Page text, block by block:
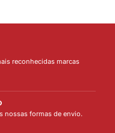
reconhecidas marcas
nossas formas de envio.